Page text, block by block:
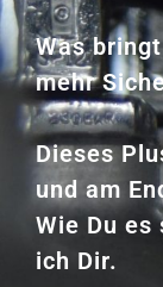
Was
mehr
Dieses
und am
Wie Du
ich Dir.